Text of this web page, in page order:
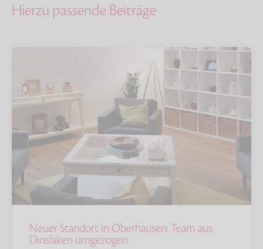
Hierzu passende Beiträge
Neuer Standort in Oberhausen: Team aus
Dinslaken umgezogen